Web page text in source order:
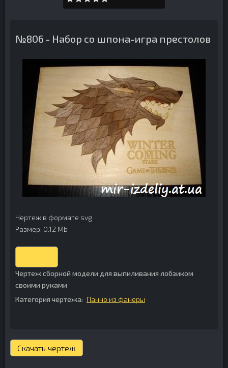
№806 - Набор со шпона-игра престолов
Чертеж в формате svg
Размер: 0.12 Mb
Чертеж сборной модели для выпиливания лобзиком
своими руками
Категория чертежа: Панно из фанеры
Скачать чертеж